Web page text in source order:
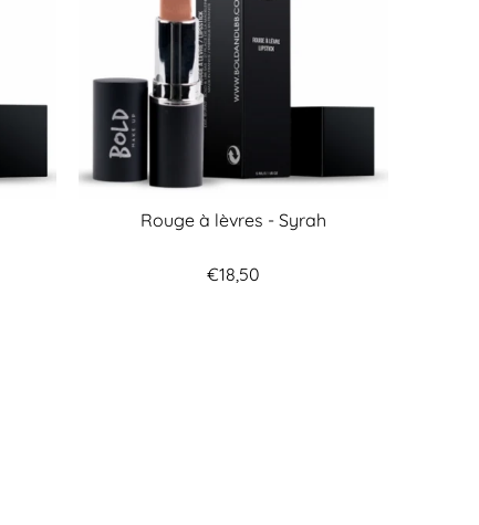
Rouge à lèvres - Syrah
€18,50